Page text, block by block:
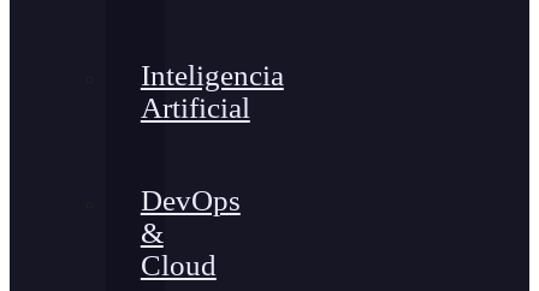
Inteligencia
Artificial
DevOps
&
Cloud